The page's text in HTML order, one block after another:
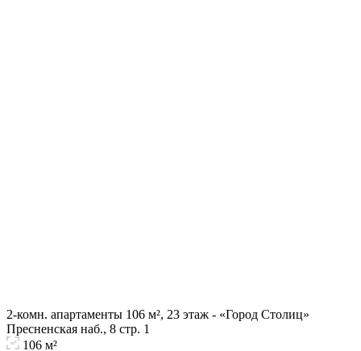
2-комн. апартаменты 106 м², 23 этаж - «Город Столиц»
Пресненская наб., 8 стр. 1
106 м²